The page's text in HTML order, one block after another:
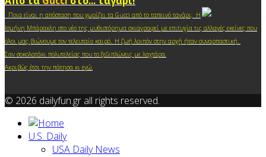
Ποια είναι η απόσταση που χωρίζει τα Gucci από το ταπεινό ταγάρι; Η
Ισμήνη Μπάρακλη στο νέο της μυθιστόρημα σκιαγραφεί με επιτυχία τις αλλαγές εκείνες που
όλοι μας βιώνουμε τον τελευταίο καιρό. Η ζωή λοιπόν στην αρχή ήταν συναρπαστική.
Σαν σοκολατάκι πολυτελείας που το ξεδιπλώνεις με λαχτάρα.
Ακριβώς έτσι την πάτησα κι εγώ.
© 2026 dailyfun.gr all rights reserved.
U.S. Daily
USA Daily News